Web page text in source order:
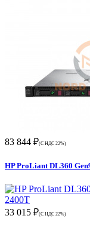
83 844 ₽(С НДС 22%)
HP ProLiant DL360
33 015 ₽(С НДС 22%)